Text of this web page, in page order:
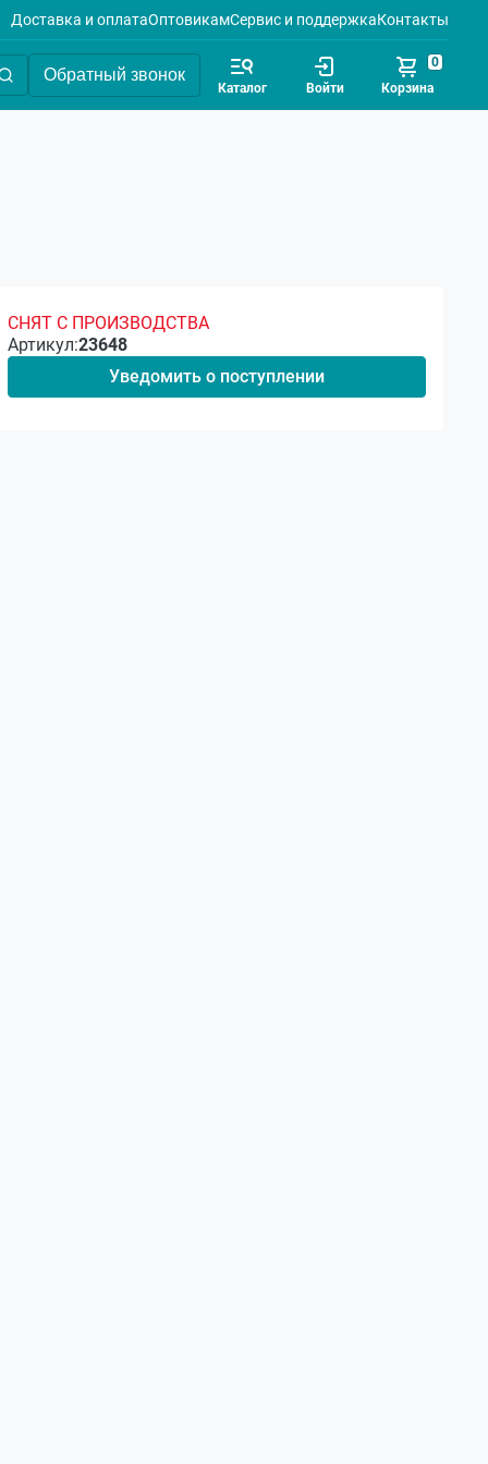
Доставка и оплатаОптовикамСервис и поддержкаКонтакты
Обратный звонок
Каталог Войти Корзина
0
СНЯТ С ПРОИЗВОДСТВА
Артикул:23648
Уведомить о поступлении